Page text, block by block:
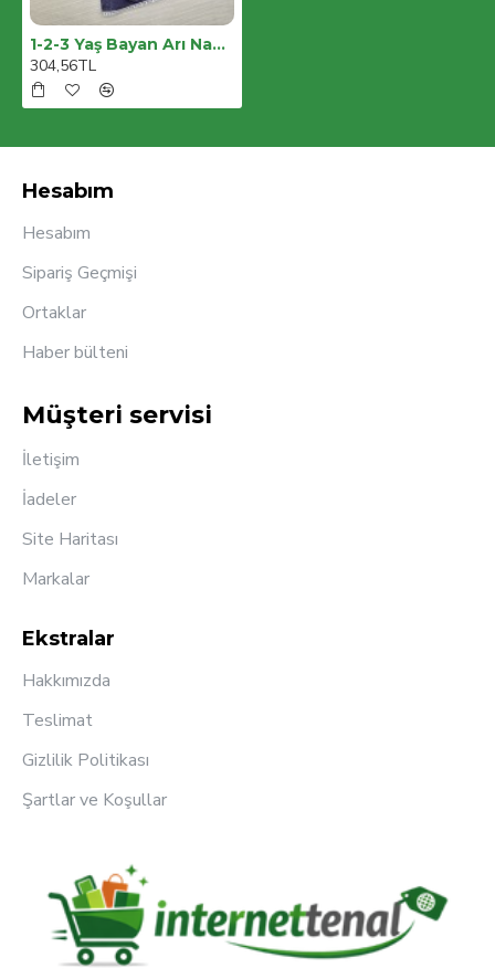
1-2-3 Yaş Bayan Arı Nakışlı Kot Desenli Etek Pamuklu Kumaş 2li Kız Bebek Salopet Takımı
304,56TL
Hesabım
Hesabım
Sipariş Geçmişi
Ortaklar
Haber bülteni
Müşteri servisi
İletişim
İadeler
Site Haritası
Markalar
Ekstralar
Hakkımızda
Teslimat
Gizlilik Politikası
Şartlar ve Koşullar